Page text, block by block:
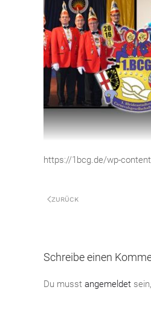
https://1bcg.de/wp-
ZURÜCK
Schreibe einen
Du musst angemeldet